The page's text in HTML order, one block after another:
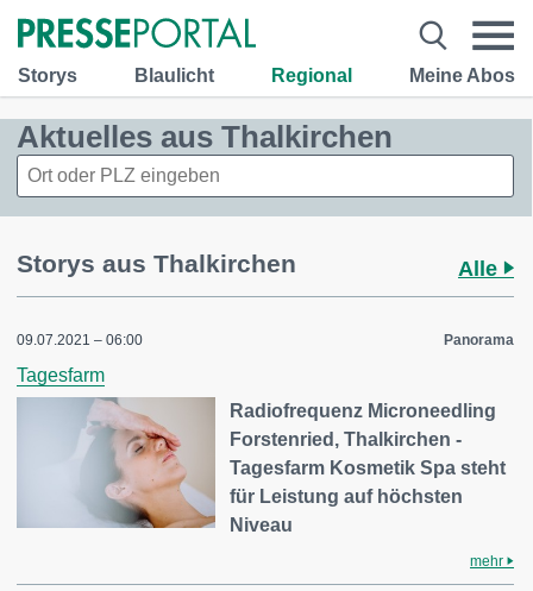
Storys Blaulicht Regional Meine Abos
Aktuelles aus Thalkirchen
Storys aus Thalkirchen Alle
09.07.2021 – 06:00 Panorama
Tagesfarm
Radiofrequenz Microneedling
Forstenried, Thalkirchen -
Tagesfarm Kosmetik Spa steht
für Leistung auf höchsten
Niveau
mehr